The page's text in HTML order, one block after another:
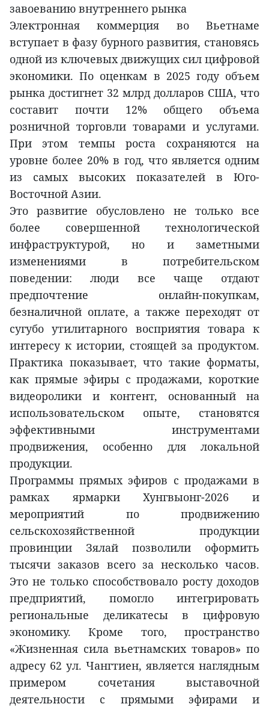
завоеванию внутреннего рынка
Электронная коммерция во Вьетнаме
вступает в фазу бурного развития, становясь
одной из ключевых движущих сил цифровой
экономики. По оценкам в 2025 году объем
рынка достигнет 32 млрд долларов США, что
составит почти 12% общего объема
розничной торговли товарами и услугами.
При этом темпы роста сохраняются на
уровне более 20% в год, что является одним
из самых высоких показателей в Юго-
Восточной Азии.
Это развитие обусловлено не только все
более совершенной технологической
инфраструктурой, но и заметными
изменениями в потребительском
поведении: люди все чаще отдают
предпочтение онлайн-покупкам,
безналичной оплате, а также переходят от
сугубо утилитарного восприятия товара к
интересу к истории, стоящей за продуктом.
Практика показывает, что такие форматы,
как прямые эфиры с продажами, короткие
видеоролики и контент, основанный на
использовательском опыте, становятся
эффективными инструментами
продвижения, особенно для локальной
продукции.
Программы прямых эфиров с продажами в
рамках ярмарки Хунгвыонг-2026 и
мероприятий по продвижению
сельскохозяйственной продукции
провинции Зялай позволили оформить
тысячи заказов всего за несколько часов.
Это не только способствовало росту доходов
предприятий, помогло интегрировать
региональные деликатесы в цифровую
экономику. Кроме того, пространство
«Жизненная сила вьетнамских товаров» по
адресу 62 ул. Чангтиен, является наглядным
примером сочетания выставочной
деятельности с прямыми эфирами и